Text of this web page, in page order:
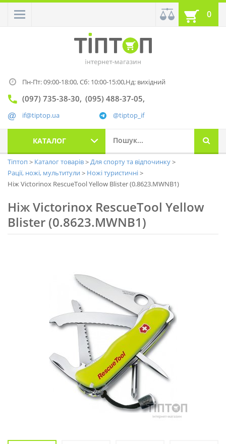
0
Пн-Пт: 09:00-18:00,Сб: 10:00-15:00,Нд: вихідний
(097) 735-38-30 (095) 488-37-05
@tiptop_if
if@tiptop.ua
КАТАЛОГ
Тіптоп Каталог товарів
Для спорту та відпочинку
Рації, ножі, мультитули
Ножі туристичні
Ніж Victorinox RescueTool Yellow Blister (0.8623.MWNB1)
Ніж Victorinox RescueTool Yellow
Blister (0.8623.MWNB1)